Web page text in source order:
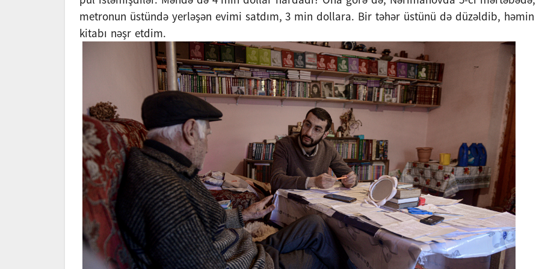
metronun üstündə yerləşən evimi satdım, 3 min dollara. Bir təhər üstünü də düzəldib, həmin
kitabı nəşr etdim.